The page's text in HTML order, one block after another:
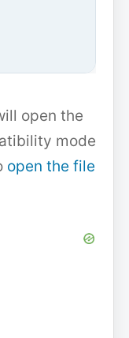
open the
mode
open the file